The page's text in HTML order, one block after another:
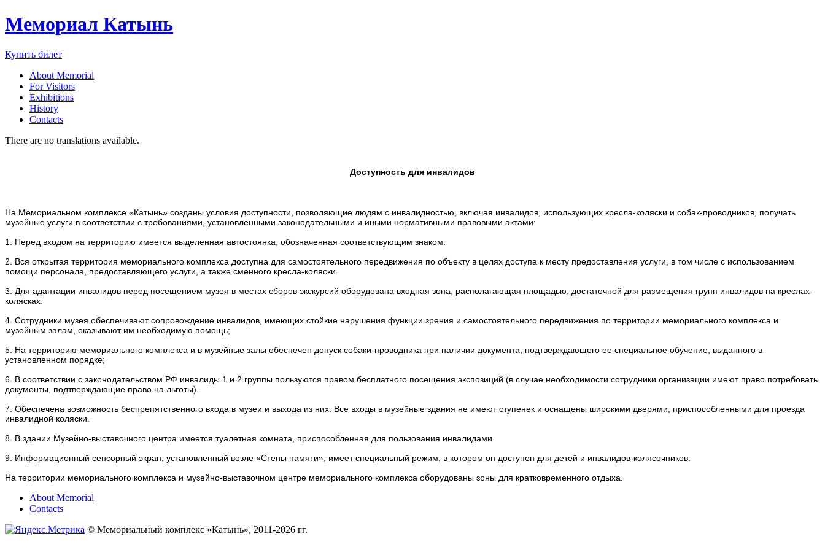
Мемориал Катынь
Купить билет
About Memorial
For Visitors
Exhibitions
History
Contacts
There are no translations available.
Доступность для инвалидов
На Мемориальном комплексе «Катынь» созданы условия доступности, позволяющие людям с инвалидностью, включая инвалидов, использующих кресла-коляски и собак-проводников, получать
музейные услуги в соответствии с требованиями, установленными законодательными и иными нормативными правовыми актами:
1. Перед входом на территорию имеется выделенная автостоянка, обозначенная соответствующим знаком.
2. Вся открытая территория мемориального комплекса доступна для самостоятельного передвижения по объекту в целях доступа к месту предоставления услуги, в том числе с использованием
помощи персонала, предоставляющего услуги, а также сменного кресла-коляски.
3. Для адаптации инвалидов перед посещением музея в местах сборов экскурсий оборудована входная зона, располагающая площадью, достаточной для размещения групп инвалидов на креслах-
колясках.
4. Сотрудники музея обеспечивают сопровождение инвалидов, имеющих стойкие нарушения функции зрения и самостоятельного передвижения по территории мемориального комплекса и
музейным залам, оказывают им необходимую помощь;
5. На территорию мемориального комплекса и в музейные залы обеспечен допуск собаки-проводника при наличии документа, подтверждающего ее специальное обучение, выданного в
установленном порядке;
6. В соответствии с законодательством РФ инвалиды 1 и 2 группы пользуются правом бесплатного посещения экспозиций (в случае необходимости сотрудники организации имеют право потребовать
документы, подтверждающие право на льготы).
7. Обеспечена возможность беспрепятственного входа в музеи и выхода из них. Все входы в музейные здания не имеют ступенек и оснащены широкими дверями, приспособленными для проезда
инвалидной коляски.
8. В здании Музейно-выставочного центра имеется туалетная комната, приспособленная для пользования инвалидами.
9. Информационный сенсорный экран, установленный возле «Стены памяти», имеет специальный режим, в котором он доступен для детей и инвалидов-колясочников.
На территории мемориального комплекса и музейно-выставочном центре мемориального комплекса оборудованы зоны для кратковременного отдыха.
About Memorial
Contacts
© Мемориальный комплекс «Катынь», 2011-2026 гг.